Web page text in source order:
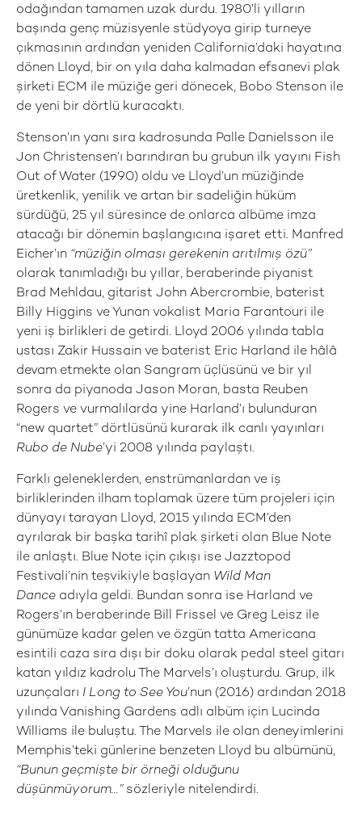
odağından tamamen uzak durdu. 1980’li yılların
başında genç müzisyenle stüdyoya girip turneye
çıkmasının ardından yeniden California’daki hayatına
dönen Lloyd, bir on yıla daha kalmadan efsanevi plak
şirketi ECM ile müziğe geri dönecek, Bobo Stenson ile
de yeni bir dörtlü kuracaktı.
Stenson’ın yanı sıra kadrosunda Palle Danielsson ile
Jon Christensen’ı barındıran bu grubun ilk yayını Fish
Out of Water (1990) oldu ve Lloyd’un müziğinde
üretkenlik, yenilik ve artan bir sadeliğin hüküm
sürdüğü, 25 yıl süresince de onlarca albüme imza
atacağı bir dönemin başlangıcına işaret etti. Manfred
Eicher’ın “müziğin olması gerekenin arıtılmış özü”
olarak tanımladığı bu yıllar, beraberinde piyanist
Brad Mehldau, gitarist John Abercrombie, baterist
Billy Higgins ve Yunan vokalist Maria Farantouri ile
yeni iş birlikleri de getirdi. Lloyd 2006 yılında tabla
ustası Zakir Hussain ve baterist Eric Harland ile hâlâ
devam etmekte olan Sangram üçlüsünü ve bir yıl
sonra da piyanoda Jason Moran, basta Reuben
Rogers ve vurmalılarda yine Harland’ı bulunduran
“new quartet” dörtlüsünü kurarak ilk canlı yayınları
Rubo de Nube’yi 2008 yılında paylaştı.
Farklı geleneklerden, enstrümanlardan ve iş
birliklerinden ilham toplamak üzere tüm projeleri için
dünyayı tarayan Lloyd, 2015 yılında ECM’den
ayrılarak bir başka tarihî plak şirketi olan Blue Note
ile anlaştı. Blue Note için çıkışı ise Jazztopod
Festivali’nin teşvikiyle başlayan Wild Man
Dance adıyla geldi. Bundan sonra ise Harland ve
Rogers’ın beraberinde Bill Frissel ve Greg Leisz ile
günümüze kadar gelen ve özgün tatta Americana
esintili caza sıra dışı bir doku olarak pedal steel gitarı
katan yıldız kadrolu The Marvels’ı oluşturdu. Grup, ilk
uzunçaları I Long to See You’nun (2016) ardından 2018
yılında Vanishing Gardens adlı albüm için Lucinda
Williams ile buluştu. The Marvels ile olan deneyimlerini
Memphis’teki günlerine benzeten Lloyd bu albümünü,
“Bunun geçmişte bir örneği olduğunu
düşünmüyorum...” sözleriyle nitelendirdi.